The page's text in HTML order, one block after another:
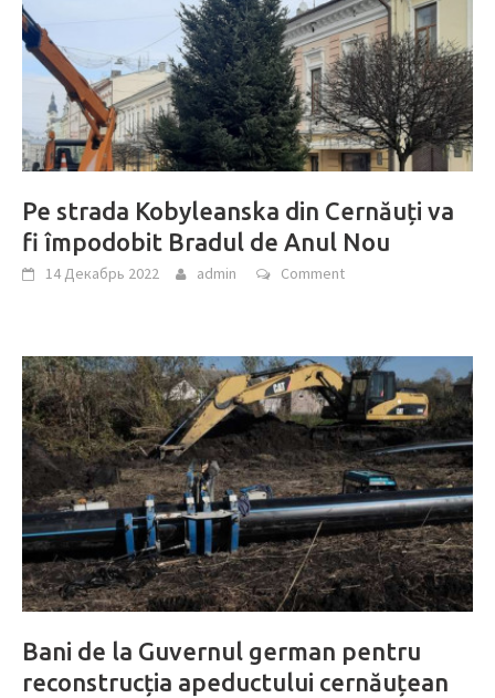
Pe strada Kobyleanska din Cernăuți va
fi împodobit Bradul de Anul Nou
14 Декабрь 2022 admin Comment
Bani de la Guvernul german pentru
reconstrucția apeductului cernăuțean